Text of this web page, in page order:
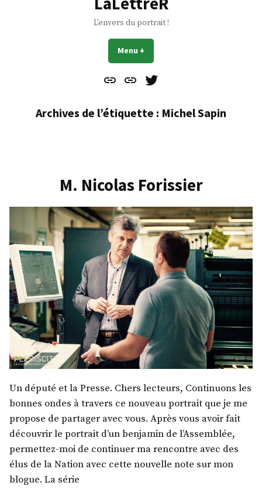
L'envers du portrait !
Menu +
Contact
À
Mes
Archives de l’étiquette : Michel Sapin
M. Nicolas Forissier
Un député et la Presse. Chers lecteurs, Continuons les
bonnes ondes à travers ce nouveau portrait que je me
propose de partager avec vous. Après vous avoir fait
découvrir le portrait d’un benjamin de l’Assemblée,
permettez-moi de continuer ma rencontre avec des
élus de la Nation avec cette nouvelle note sur mon
blogue. La série